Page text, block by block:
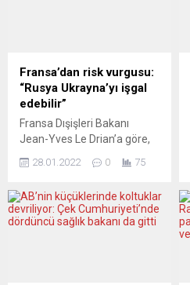
Fransa’dan risk vurgusu:
“Rusya Ukrayna’yı işgal
edebilir”
Fransa Dışişleri Bakanı
Jean-Yves Le Drian’a göre,
etme riski bulunuyor, ancak
yankısız kalması mümkün
değil. Dışişleri Bakanı Le
28.01.2022 0 75